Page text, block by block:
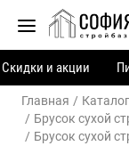
Скидки и акции
Главная Каталог
Брусок сухой
Брусок сухой